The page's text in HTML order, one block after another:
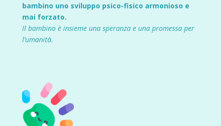
bambino uno sviluppo psico-fisico armonioso e
mai forzato.
Il bambino è insieme una speranza e una promessa per
l’umanità.